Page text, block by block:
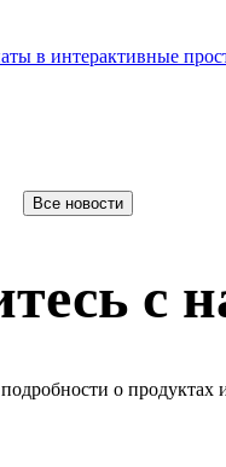
в интерактивные
Все новости
с
о продуктах